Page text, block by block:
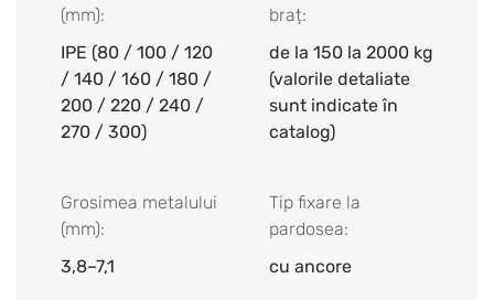
(mm):
IPE (80 / 100 / 120
/ 140 / 160 / 180 /
200 / 220 / 240 /
270 / 300)
braț:
de la 150 la 2000 kg
(valorile detaliate
sunt indicate în
catalog)
Grosimea metalului
(mm):
3,8–7,1
Tip fixare la
pardosea:
cu ancore